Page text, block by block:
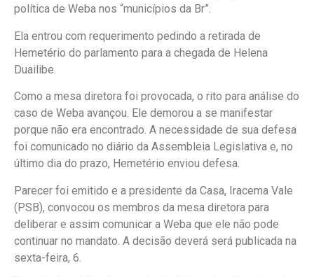
política de Weba nos “municípios da Br”.
Ela entrou com requerimento pedindo a retirada de
Hemetério do parlamento para a chegada de Helena
Duailibe.
Como a mesa diretora foi provocada, o rito para análise do
caso de Weba avançou. Ele demorou a se manifestar
porque não era encontrado. A necessidade de sua defesa
foi comunicado no diário da Assembleia Legislativa e, no
último dia do prazo, Hemetério enviou defesa.
Parecer foi emitido e a presidente da Casa, Iracema Vale
(PSB), convocou os membros da mesa diretora para
deliberar e assim comunicar a Weba que ele não pode
continuar no mandato. A decisão deverá será publicada na
sexta-feira, 6.